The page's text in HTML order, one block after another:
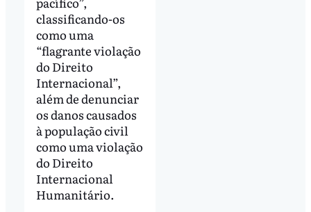
classificando-os
como uma
“flagrante violação
do Direito
Internacional”,
além de denunciar
os danos causados
à população civil
como uma violação
do Direito
Internacional
Humanitário.